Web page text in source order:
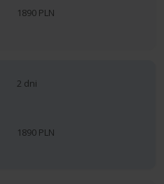
1890 PLN
2 dni
1890 PLN